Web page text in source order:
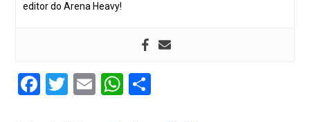
editor do Arena Heavy!
Facebook
Twitter
EmailWhatsApp